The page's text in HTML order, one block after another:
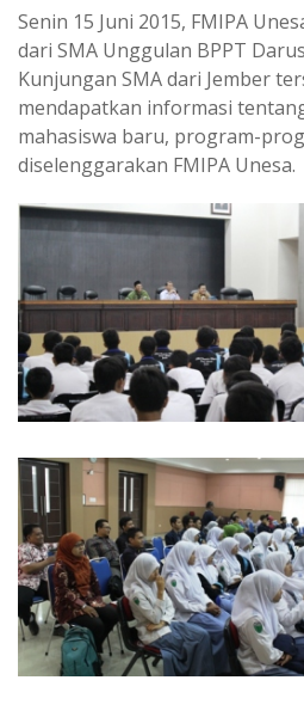
t
s
A
p
p
e
g
r
a
m
Senin 15 Juni 2015, FMIPA
dari SMA Unggulan BPPT
Kunjungan SMA dari Jember
mendapatkan informasi
mahasiswa baru, program-
diselenggarakan FMIPA Unesa.